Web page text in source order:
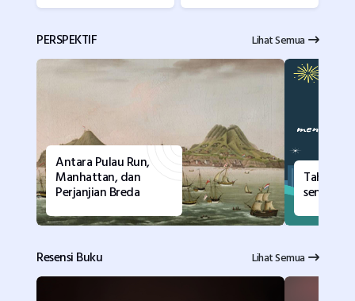
PERSPEKTIF Lihat Semua
Antara Pulau Run,
Manhattan, dan
Perjanjian Breda
Tahun
Resensi Buku Lihat Semua